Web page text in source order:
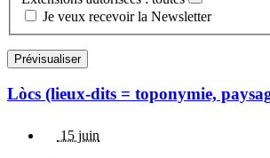
Je veux recevoir la Newsletter
Lòcs (lieux-dits = toponymie,
15 juin